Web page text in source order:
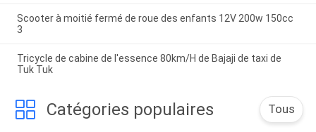
Scooter à moitié fermé de roue des enfants 12V 200w 150cc
3
Tricycle de cabine de l'essence 80km/H de Bajaji de taxi de
Tuk Tuk
Catégories populaires Tous